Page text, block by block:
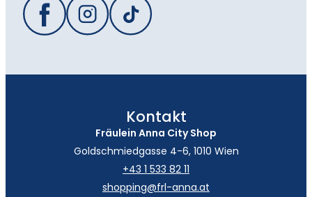
Kontakt
Fräulein Anna City Shop
Goldschmiedgasse 4-6, 1010 Wien
+43 1 533 82 11
shopping@frl-anna.at